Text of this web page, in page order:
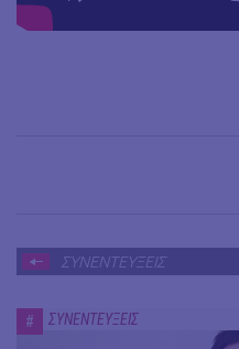
ΣΥΝΕΝΤΕΥΞΕΙΣ
# ΣΥΝΕΝΤΕΥΞΕΙΣ